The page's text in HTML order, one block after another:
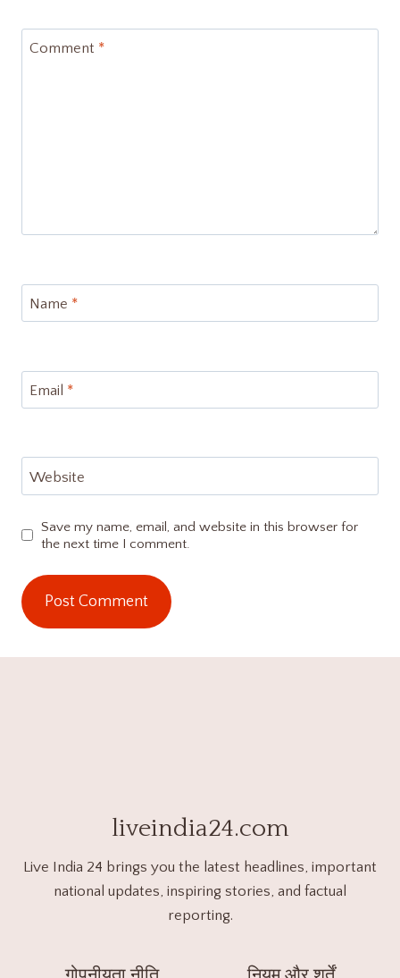
Comment *
Name *
Email *
Website
Save my name, email, and website in this browser for
the next time I comment.
liveindia24.com
Live India 24 brings you the latest headlines, important
national updates, inspiring stories, and factual
reporting.